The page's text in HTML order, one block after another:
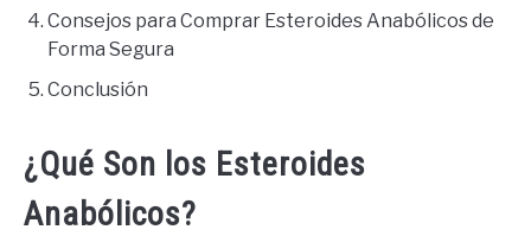
VEGGIES, HERBS &
GARDENING
THE POTTING SHED
Consejos para Comprar Esteroides Anabólicos de
Forma Segura
Conclusión
¿Qué Son los Esteroides
Anabólicos?